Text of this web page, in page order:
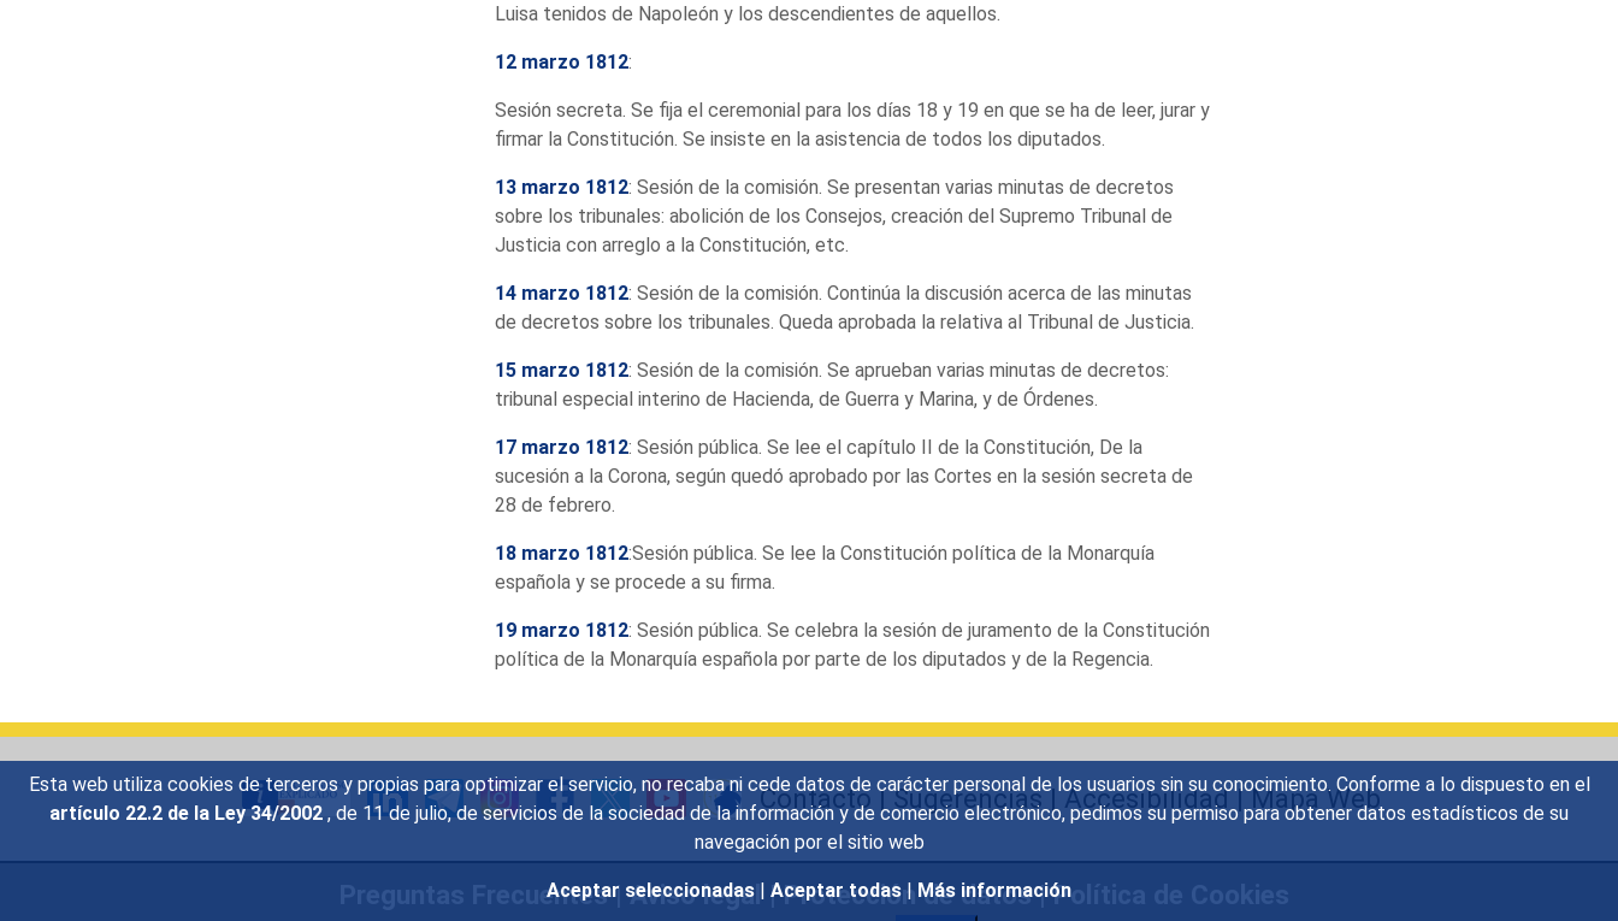
Esta web utiliza cookies de terceros y propias para optimizar el servicio, no recaba ni cede datos de carácter personal de los usuarios sin su conocimiento. Conforme a lo dispuesto en el
artículo 22.2 de la Ley 34/2002 , de 11 de julio, de servicios de la sociedad de la información y de comercio electrónico, pedimos su permiso para obtener datos estadísticos de su
navegación por el sitio web
Aceptar seleccionadas | Aceptar todas | Más información
Luisa tenidos de Napoleón y los descendientes de aquellos.
12 marzo 1812:
Sesión secreta. Se fija el ceremonial para los días 18 y 19 en que se ha de leer, jurar y
firmar la Constitución. Se insiste en la asistencia de todos los diputados.
13 marzo 1812: Sesión de la comisión. Se presentan varias minutas de decretos
sobre los tribunales: abolición de los Consejos, creación del Supremo Tribunal de
Justicia con arreglo a la Constitución, etc.
14 marzo 1812: Sesión de la comisión. Continúa la discusión acerca de las minutas
de decretos sobre los tribunales. Queda aprobada la relativa al Tribunal de Justicia.
15 marzo 1812: Sesión de la comisión. Se aprueban varias minutas de decretos:
tribunal especial interino de Hacienda, de Guerra y Marina, y de Órdenes.
17 marzo 1812: Sesión pública. Se lee el capítulo II de la Constitución, De la
sucesión a la Corona, según quedó aprobado por las Cortes en la sesión secreta de
28 de febrero.
18 marzo 1812:Sesión pública. Se lee la Constitución política de la Monarquía
española y se procede a su firma.
19 marzo 1812: Sesión pública. Se celebra la sesión de juramento de la Constitución
política de la Monarquía española por parte de los diputados y de la Regencia.
Contacto|Sugerencias|Accesibilidad|Mapa Web
Preguntas Frecuentes|Aviso legal|Protección de datos|Política de Cookies